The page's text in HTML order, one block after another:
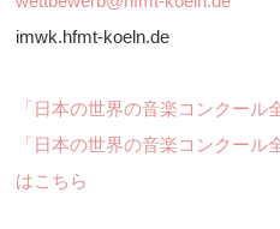
imwk.hfmt-koeln.de
「日本の世界の音楽コンクール
「日本の世界の音楽コンクー
はこちら